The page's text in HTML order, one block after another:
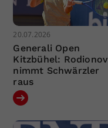
20.07.2026
Generali Open
Kitzbühel: Rodionov
nimmt Schwärzler
raus